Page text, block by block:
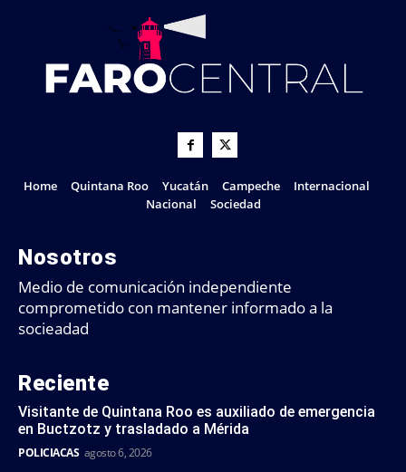
Home Quintana Roo Yucatán Campeche
Internacional
Nacional
Sociedad
Nosotros
Medio de comunicación independiente
comprometido con mantener informado a la
socieadad
Reciente
Visitante de Quintana Roo es auxiliado de emergencia
en Buctzotz y trasladado a Mérida
POLICIACAS agosto 6, 2026